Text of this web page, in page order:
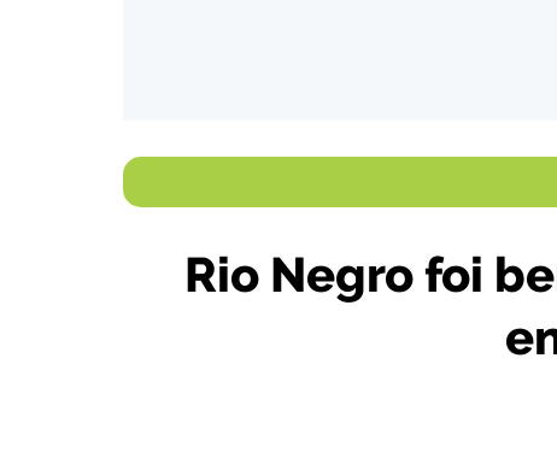
Rio Negro foi